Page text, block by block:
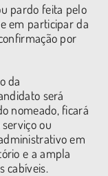
pardo feita pelo
em participar da
por
da
será
nomeado, ficará
ou
em
e a ampla
cabíveis.